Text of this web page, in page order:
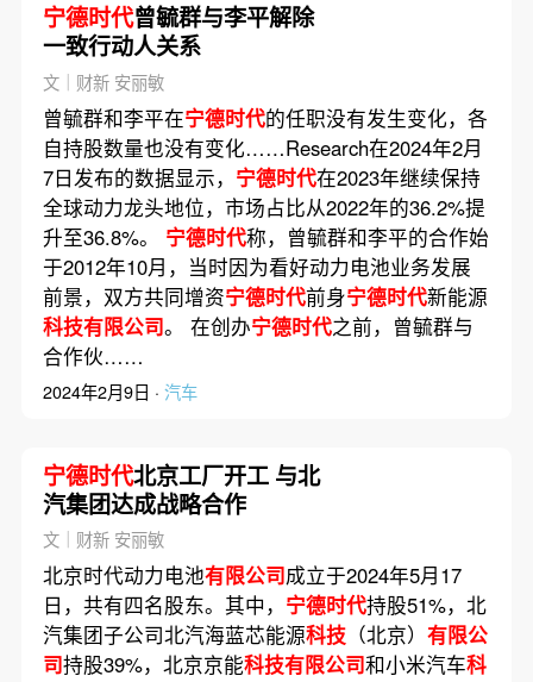
宁德时代曾毓群与李平解除
一致行动人关系
文｜财新 安丽敏
曾毓群和李平在宁德时代的任职没有发生变化，各
自持股数量也没有变化……Research在2024年2月
7日发布的数据显示， 宁德时代在2023年继续保持
全球动力龙头地位，市场占比从2022年的36.2%提
升至36.8%。 宁德时代称，曾毓群和李平的合作始
于2012年10月，当时因为看好动力电池业务发展
前景，双方共同增资宁德时代前身宁德时代新能源
科技有限公司。 在创办宁德时代之前，曾毓群与
合作伙……
2024年2月9日 · 汽车
宁德时代北京工厂开工 与北
汽集团达成战略合作
文｜财新 安丽敏
北京时代动力电池有限公司成立于2024年5月17
日，共有四名股东。其中， 宁德时代持股51%，北
汽集团子公司北汽海蓝芯能源科技（北京） 有限公
司持股39%，北京京能科技有限公司和小米汽车科